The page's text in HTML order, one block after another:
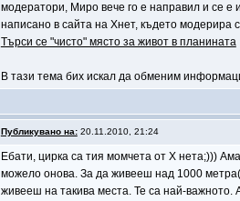
модератори, Миро вече го е направил и се е
написано в сайта на Хнет, където модерира
Търси се "чисто" място за живот в планината
В тази тема бих искал да обменим
Публикувано на:20.11.2010, 21:24
Ебати, цирка са тия момчета от Х нета;)))
можело онова. За да живееш над 1000
живееш на такива места. Те са най-важното.